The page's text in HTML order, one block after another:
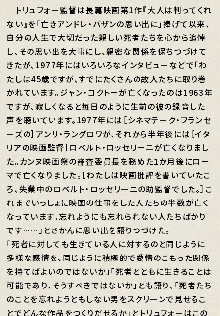
トリュフォー監督は長篇映画第1作『大人は判ってくれ
ない』を「亡きアンドレ・バザンの思い出に」捧げて以来、
自分の人生で大切だった親しい死者たちを心から追悼
し、その思い出を大事にし、親密な関係を保ちつづけて
きたが、1977年にはいろいろなインタビューなどで「わ
たしは45歳ですが、すでにたくさんの故人たちに取り巻
かれています。ジャン・コクトーが亡くなったのは1963年
ですが、寂しくなると毎日のように生前の彼の録音した
声を聴いています。1977年には［シネマテーク・フランセ
ーズの］アンリ・ラングロワが、それから半年後には［イタ
リアの映画監督］ロベルト・ロッセリーニが亡くなりまし
た。カンヌ映画祭の審査委員長を務めた1か月後にロー
マで亡くなりました。［わたしは映画批評を書いていたこ
ろ、失業中のロベルト・ロッセリーニの助監督でした。］こ
れまでいっしょに映画の仕事をした人たちの半数が亡く
なっています。忘れようにも忘れられない人たちばかり
です……」とさかんに思い出を語りつづけた。
「死者に対しても生きている人に対するのと同じように
多様な感情を、同じように積極的で愛情のこもった関係
を持てばよいのではないか」「死者とともに生きることは
可能であり、そうすべきではないか」とも語り、「死者たち
のことを忘れようともしない男をスクリーンで見せるこ
とでどんな作品をつくりだせるか」とトリュフォーはこの